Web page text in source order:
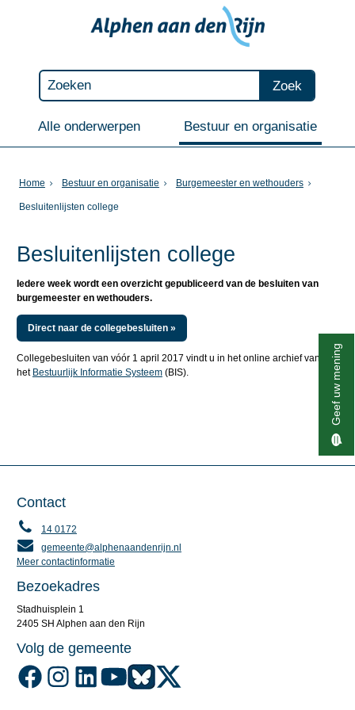
Zoek
Alle onderwerpen Bestuur en organisatie
Home Bestuur en organisatie Burgemeester en wethouders
Besluitenlijsten college
Besluitenlijsten college
Iedere week wordt een overzicht gepubliceerd van de besluiten van
burgemeester en wethouders.
Direct naar de collegebesluiten »
Collegebesluiten van vóór 1 april 2017 vindt u in het online archief van
het Bestuurlijk Informatie Systeem(BIS).
Contact
14 0172
gemeente@alphenaandenrijn.nl
Meer contactinformatie
Bezoekadres
Stadhuisplein 1
2405 SH Alphen aan den Rijn
Volg de gemeente
Volg de gemeente Alphen aan den Rijn op Facebook
Volg de gemeente Alphen aan den Rijn op Instagram
Volg de gemeente Alphen aan den Rijn op LinkedIn
Volg de gemeente Alphen aan den Rijn op YouTube
Volg de gemeente Alphen aan den Rijn op
Geef uw mening